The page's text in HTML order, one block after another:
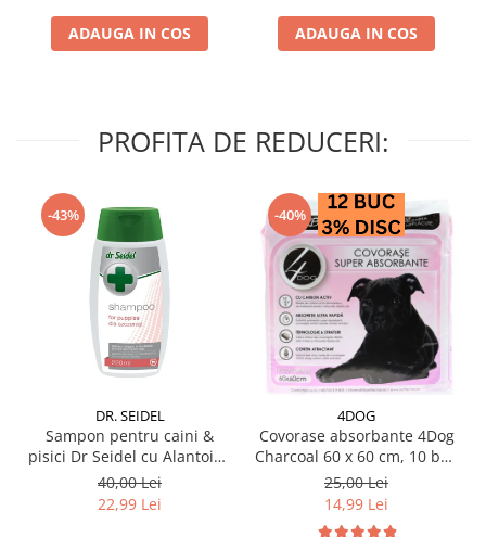
ADAUGA IN COS ADAUGA IN COS
PROFITA DE REDUCERI:
-43%
DR. SEIDEL
Sampon pentru caini &
pisici Dr Seidel cu Alantoina
220 ml
40,00 Lei
22,99 Lei
-40%
4DOG
Covorase absorbante 4Dog
Charcoal 60 x 60 cm, 10 buc
/ pachet
25,00 Lei
14,99 Lei